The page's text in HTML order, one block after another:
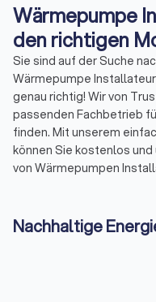
Wärmepumpe
den richtigen
Sie sind auf der Suche
Wärmepumpe Installateur
genau richtig! Wir von
passenden Fachbetrieb
finden. Mit unserem
können Sie kostenlos
von Wärmepumpen
Nachhaltige